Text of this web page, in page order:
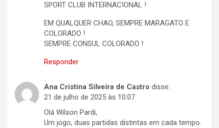
SPORT CLUB INTERNACIONAL !
EM QUALQUER CHAO, SEMPRE MARAGATO E
COLORADO !
SEMPRE CONSUL COLORADO !
Responder
Ana Cristina Silveira de Castro disse:
21 de julho de 2025 às 10:07
Olá Wilson Pardi,
Um jogo, duas partidas distintas em cada tempo.